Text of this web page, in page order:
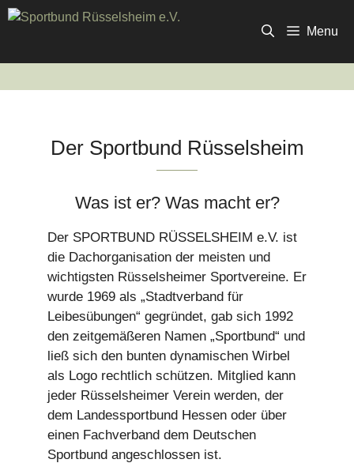
Zum
Inhalt
Menu
Der Sportbund Rüsselsheim
Was ist er? Was macht er?
Der SPORTBUND RÜSSELSHEIM e.V. ist
die Dachorganisation der meisten und
wichtigsten Rüsselsheimer Sportvereine. Er
wurde 1969 als „Stadtverband für
Leibesübungen“ gegründet, gab sich 1992
den zeitgemäßeren Namen „Sportbund“ und
ließ sich den bunten dynamischen Wirbel
als Logo rechtlich schützen. Mitglied kann
jeder Rüsselsheimer Verein werden, der
dem Landessportbund Hessen oder über
einen Fachverband dem Deutschen
Sportbund angeschlossen ist.